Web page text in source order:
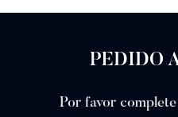
PEDIDO
Por favor